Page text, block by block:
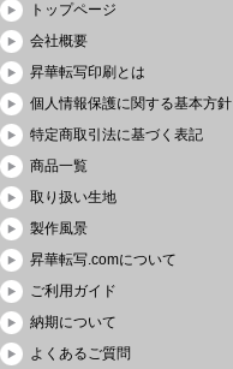
トップページ
会社概要
昇華転写印刷とは
個人情報保護に関する基本方針
特定商取引法に基づく表記
商品一覧
取り扱い生地
製作風景
昇華転写.comについて
ご利用ガイド
納期について
よくあるご質問